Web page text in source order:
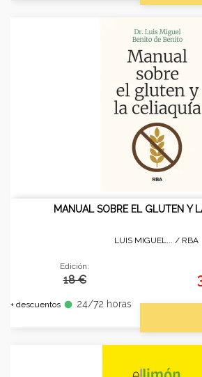
MANUAL SOBRE EL GLUTEN Y
LUIS MIGUEL... / RBA
Edición:
18 €
+ descuentos fiber_manual_record 24/72 horas